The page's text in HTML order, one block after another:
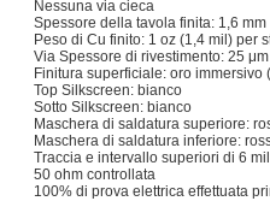
Nessuna via cieca
Spessore della tavola finita: 1,6 mm
Peso di Cu finito: 1 oz (1,4 mil) per
Via Spessore di rivestimento: 25 μm
Finitura superficiale: oro immersivo
Top Silkscreen: bianco
Sotto Silkscreen: bianco
Maschera di saldatura superiore:
Maschera di saldatura inferiore:
Traccia e intervallo superiori di 6
50 ohm controllata
100% di prova elettrica effettuata